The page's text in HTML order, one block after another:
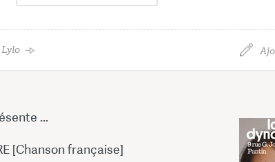
...
[Chanson française]